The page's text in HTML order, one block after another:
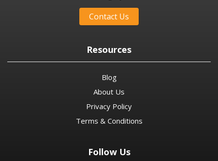
Contact Us
Resources
Blog
About Us
Privacy Policy
Terms & Conditions
Follow Us